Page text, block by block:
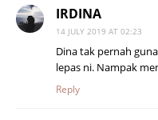
IRDINA
14 JULY 2019 AT 02:23
Dina tak pernah
lepas ni. Nampak
Reply